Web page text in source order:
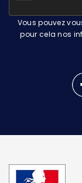
Vous pouvez
pour cela nos